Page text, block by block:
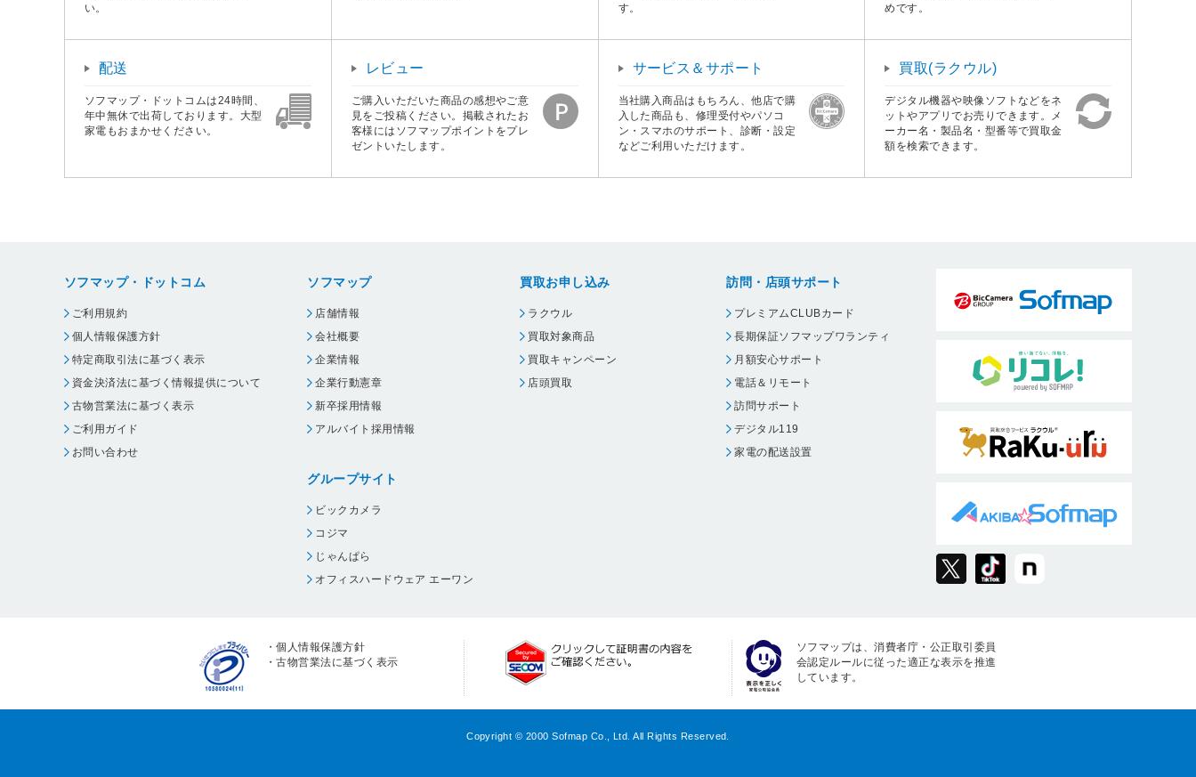
い。
す。
めです。
配送
ソフマップ・ドットコムは24時間、
年中無休で出荷しております。大型
家電もおまかせください。
レビュー
ご購入いただいた商品の感想やご意
見をご投稿ください。掲載されたお
客様にはソフマップポイントをプレ
ゼントいたします。
サービス＆サポート
当社購入商品はもちろん、他店で購
入した商品も、修理受付やパソコ
ン・スマホのサポート、診断・設定
などご利用いただけます。
買取(ラクウル)
デジタル機器や映像ソフトなどをネ
ットやアプリでお売りできます。メ
ーカー名・製品名・型番等で買取金
額を検索できます。
ソフマップ・ドットコム
ご利用規約
個人情報保護方針
特定商取引法に基づく表示
資金決済法に基づく情報提供について
古物営業法に基づく表示
ご利用ガイド
お問い合わせ
ソフマップ
店舗情報
会社概要
企業情報
企業行動憲章
新卒採用情報
アルバイト採用情報
グループサイト
ビックカメラ
コジマ
じゃんぱら
オフィスハードウェア エーワン
買取お申し込み
ラクウル
買取対象商品
買取キャンペーン
店頭買取
訪問・店頭サポート
プレミアムCLUBカード
長期保証ソフマップワランティ
月額安心サポート
電話＆リモート
訪問サポート
デジタル119
家電の配送設置
・個人情報保護方針
・古物営業法に基づく表示
ソフマップは、消費者庁・公正取引委員
会認定ルールに従った適正な表示を推進
しています。
Copyright © 2000 Sofmap Co., Ltd. All Rights Reserved.